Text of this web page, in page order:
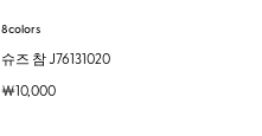
8colors
슈즈 참 J76131020
￦10,000